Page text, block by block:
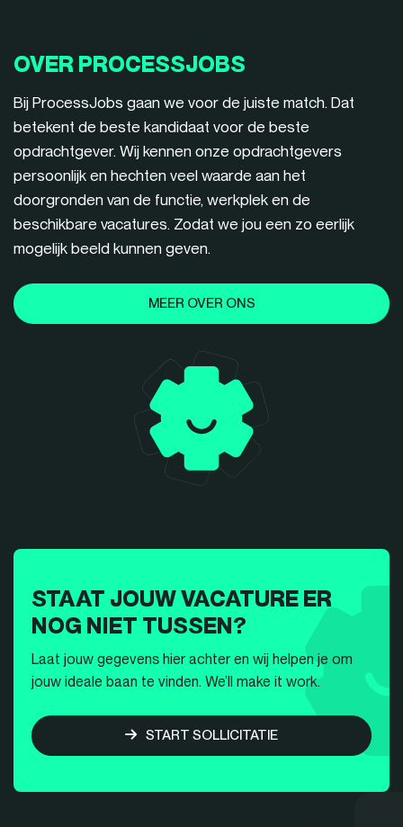
OVER PROCESSJOBS
Bij ProcessJobs gaan we voor de juiste match. Dat
betekent de beste kandidaat voor de beste
opdrachtgever. Wij kennen onze opdrachtgevers
persoonlijk en hechten veel waarde aan het
doorgronden van de functie, werkplek en de
beschikbare vacatures. Zodat we jou een zo eerlijk
mogelijk beeld kunnen geven.
MEER OVER ONS
STAAT JOUW VACATURE ER
NOG NIET TUSSEN?
Laat jouw gegevens hier achter en wij helpen je om
jouw ideale baan te vinden. We’ll make it work.
START SOLLICITATIE